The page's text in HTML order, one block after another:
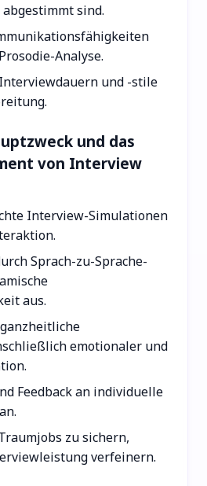
sind.
Analyse.
und -stile
und das
von Interview
Interview-Simulationen
Sprach-zu-Sprache-
aus.
emotionaler und
Feedback an individuelle
zu sichern,
verfeinern.